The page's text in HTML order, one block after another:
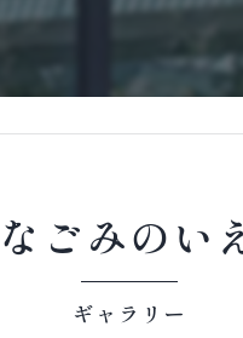
ギャラリー
なごみのい